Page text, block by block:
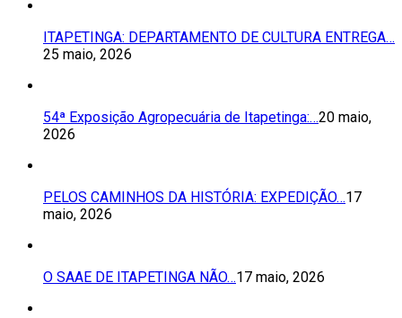
ITAPETINGA: DEPARTAMENTO DE CULTURA ENTREGA…
25 maio, 2026
54ª Exposição Agropecuária de Itapetinga:…20 maio,
2026
PELOS CAMINHOS DA HISTÓRIA: EXPEDIÇÃO…17
maio, 2026
O SAAE DE ITAPETINGA NÃO…17 maio, 2026